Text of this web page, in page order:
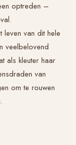
optreden –
leven van dit hele
veelbelovend
als kleuter haar
van
om te rouwen